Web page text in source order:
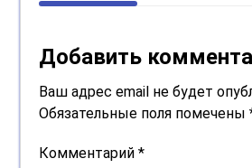
Добавить
Ваш адрес email не будет
Обязательные поля помечены
Комментарий*